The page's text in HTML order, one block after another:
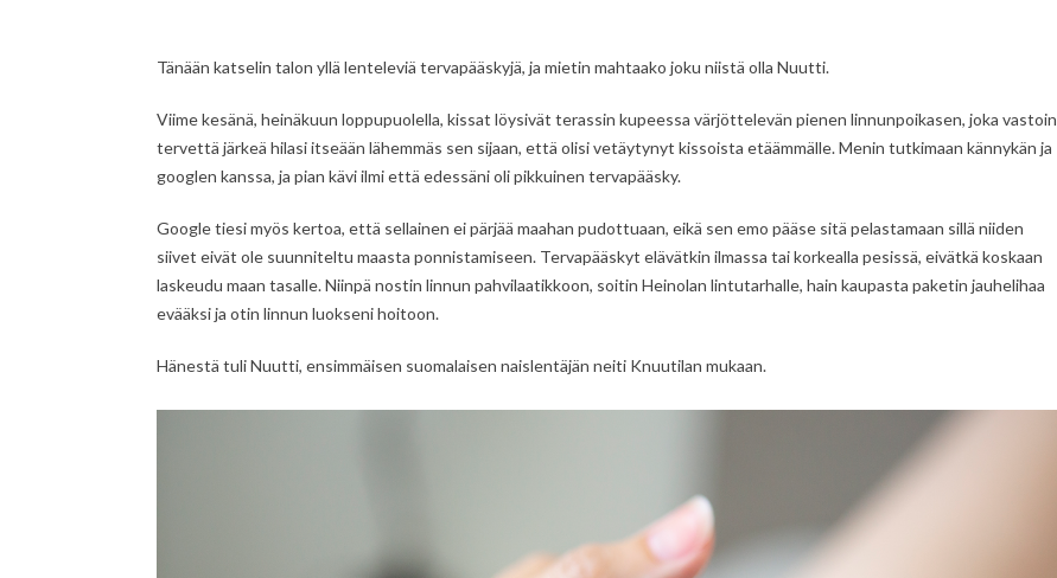
Tänään katselin talon yllä lenteleviä tervapääskyjä, ja mietin mahtaako joku niistä olla Nuutti.
Viime kesänä, heinäkuun loppupuolella, kissat löysivät terassin kupeessa värjöttelevän pienen linnunpoikasen, joka vastoin
tervettä järkeä hilasi itseään lähemmäs sen sijaan, että olisi vetäytynyt kissoista etäämmälle. Menin tutkimaan kännykän ja
googlen kanssa, ja pian kävi ilmi että edessäni oli pikkuinen tervapääsky.
Google tiesi myös kertoa, että sellainen ei pärjää maahan pudottuaan, eikä sen emo pääse sitä pelastamaan sillä niiden
siivet eivät ole suunniteltu maasta ponnistamiseen. Tervapääskyt elävätkin ilmassa tai korkealla pesissä, eivätkä koskaan
laskeudu maan tasalle. Niinpä nostin linnun pahvilaatikkoon, soitin Heinolan lintutarhalle, hain kaupasta paketin jauhelihaa
evääksi ja otin linnun luokseni hoitoon.
Hänestä tuli Nuutti, ensimmäisen suomalaisen naislentäjän neiti Knuutilan mukaan.